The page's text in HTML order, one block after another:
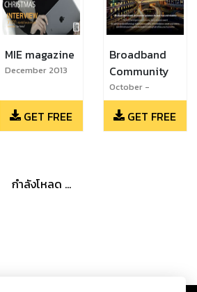
MIE magazine
December 2013
GET FREE
Broadband
Community
October -
December 2013
GET FREE
กำลังโหลด ...